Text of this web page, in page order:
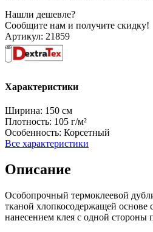
Нашли дешевле?
Сообщите нам и получите скидку!
Артикул: 21859
Характеристики
Ширина: 150 см
Плотность: 105 г/м²
Особенность: Корсетный
Все характеристики
Описание
Особопрочный термоклеевой
тканой хлопкосодержащей
нанесением клея с одной стороны